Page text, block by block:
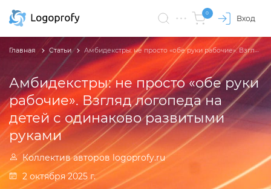
0
Вход
Амбидекстры: не просто «обе руки
рабочие». Взгляд логопеда на
детей с одинаково развитыми
руками
Коллектив авторов logoprofy.ru
2 октября 2025 г.
Главная Статьи Амбидекстры: не просто «обе руки рабочие». Взгляд логопеда на детей с одинаково развитыми руками